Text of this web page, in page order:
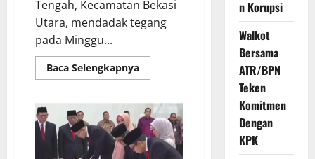
Tengah, Kecamatan Bekasi
Utara, mendadak tegang
pada Minggu...
Baca Selengkapnya
n Korupsi
Walkot
Bersama
ATR/BPN
Teken
Komitmen
Dengan
KPK